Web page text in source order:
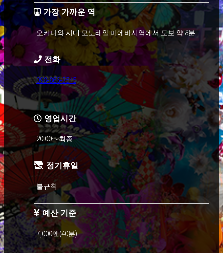
가장 가까운 역
오키나와 시내 모노레일 미에바시역에서 도보 약 8분
전화
098-866-3545
영업시간
20:00～최종
정기휴일
불규칙
예산 기준
7,000엔(40분)